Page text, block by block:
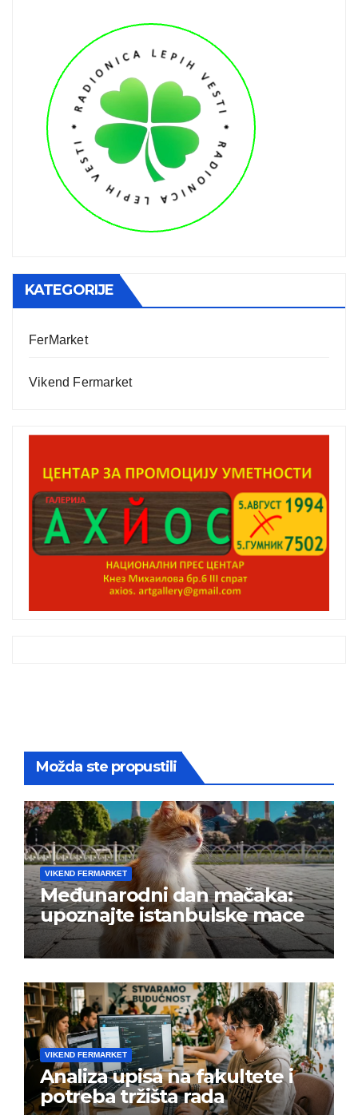
KATEGORIJE
FerMarket
Vikend Fermarket
Možda ste propustili
VIKEND FERMARKET
Međunarodni dan mačaka:
upoznajte istanbulske mace
VIKEND FERMARKET
Analiza upisa na fakultete i
potreba tržišta rada